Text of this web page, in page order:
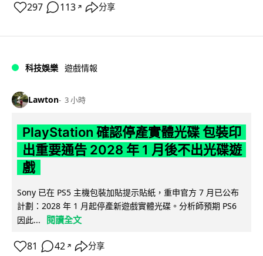
297 113 ↗ 分享
科技娛樂 遊戲情報
Lawton 3 小時
PlayStation 確認停產實體光碟 包裝印
出重要通告 2028 年 1 月後不出光碟遊
戲
Sony 已在 PS5 主機包裝加貼提示貼紙，重申官方 7 月已公布
計劃：2028 年 1 月起停產新遊戲實體光碟。分析師預期 PS6
因此...
閱讀全文
81 42 ↗ 分享